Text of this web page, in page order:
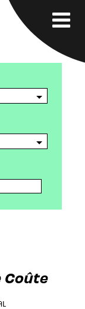
Coûte